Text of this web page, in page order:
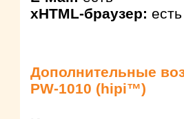
xHTML-браузер: есть
Дополнительные
PW-1010 (hipi™)